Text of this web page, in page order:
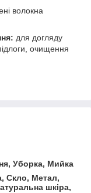
волокна
для догляду
очищення
Уборка, Мийка
Скло, Метал,
шкіра,